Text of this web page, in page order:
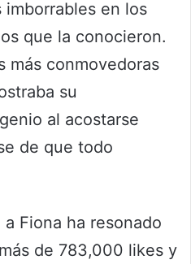
imborrables en los
que la conocieron.
más conmovedoras
su
al acostarse
de que todo
Fiona ha resonado
de 783,000 likes y